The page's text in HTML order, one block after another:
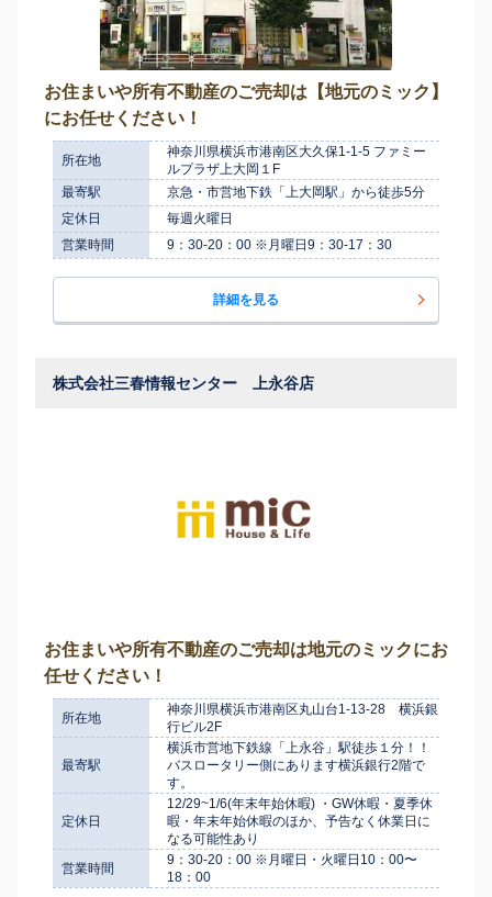
お住まいや所有不動産のご売却は【地元のミック】
にお任せください！
所在地
神奈川県横浜市港南区大久保1-1-5 ファミー
ルプラザ上大岡１F
最寄駅
京急・市営地下鉄「上大岡駅」から徒歩5分
定休日
毎週火曜日
営業時間
9：30-20：00 ※月曜日9：30-17：30
詳細を見る
株式会社三春情報センター 上永谷店
お住まいや所有不動産のご売却は地元のミックにお
任せください！
所在地
神奈川県横浜市港南区丸山台1-13-28 横浜銀
行ビル2F
最寄駅
横浜市営地下鉄線「上永谷」駅徒歩１分！！
バスロータリー側にあります横浜銀行2階で
す。
定休日
12/29~1/6(年末年始休暇) ・GW休暇・夏季休
暇・年末年始休暇のほか、予告なく休業日に
なる可能性あり
営業時間
9：30-20：00 ※月曜日・火曜日10：00〜
18：00